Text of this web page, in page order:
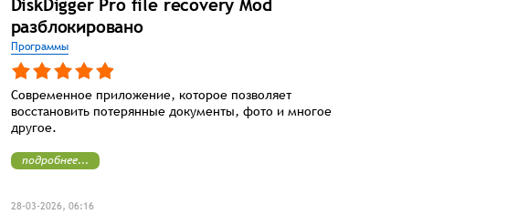
DiskDigger Pro file recovery Mod
разблокировано
Программы
Современное приложение, которое позволяет
восстановить потерянные документы, фото и многое
другое.
подробнее...
28-03-2026, 06:16